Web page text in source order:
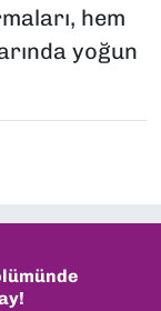
hem
yoğun